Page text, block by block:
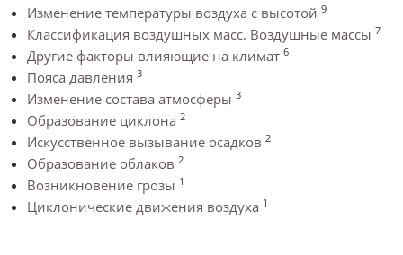
Изменение температуры воздуха с высотой 9
Классификация воздушных масс. Воздушные массы 7
Другие факторы влияющие на климат 6
Пояса давления 3
Изменение состава атмосферы 3
Образование циклона 2
Искусственное вызывание осадков 2
Образование облаков 2
Возникновение грозы 1
Циклонические движения воздуха 1